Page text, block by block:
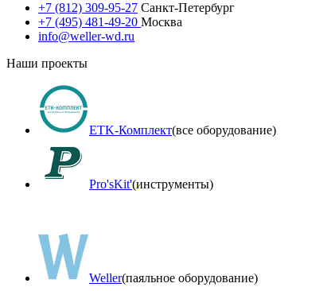
+7 (812) 309-95-27 Санкт-Петербург
+7 (495) 481-49-20 Москва
info@weller-wd.ru
Наши проекты
ETK-Комплект(все оборудование)
Pro'sKit'(инструменты)
Weller(паяльное оборудование)